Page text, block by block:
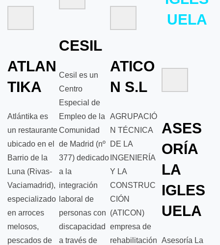
ATLAN
TIKA
Atlántika es
un restaurante
ubicado en el
Barrio de la
Luna (Rivas-
Vaciamadrid),
especializado
en arroces
melosos,
pescados de
CESIL
Cesil es un
Centro
Especial de
Empleo de la
Comunidad
de Madrid (nº
377) dedicado
a la
integración
laboral de
personas con
discapacidad
a través de
ATICO
N S.L
AGRUPACIÓ
N TÉCNICA
DE LA
INGENIERÍA
Y LA
CONSTRUC
CIÓN
(ATICON)
empresa de
rehabilitación
UELA
ASES
ORÍA
LA
IGLES
UELA
Asesoría La